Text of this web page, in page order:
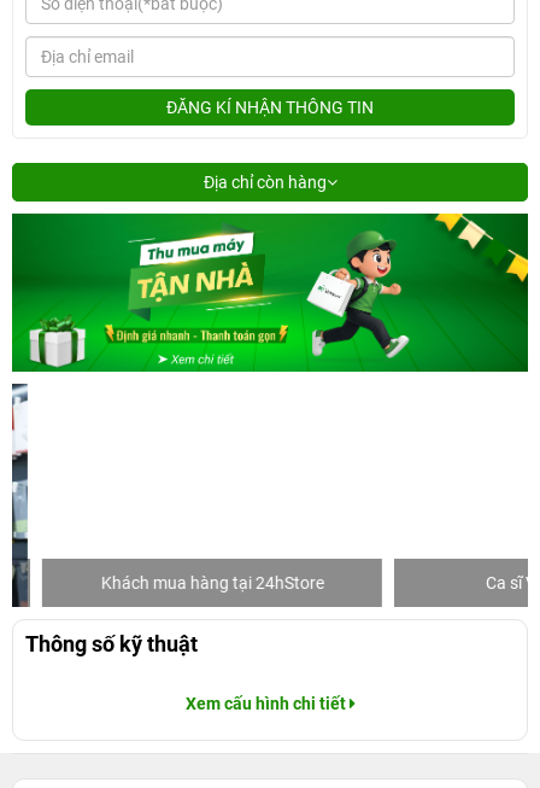
ĐĂNG KÍ NHẬN THÔNG TIN
Địa chỉ còn hàng
Khách mua hàng tại 24hStore Ca sĩ Văn
Thông số kỹ thuật
Xem cấu hình chi tiết